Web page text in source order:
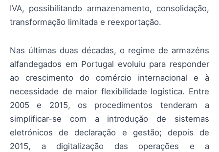
IVA, possibilitando armazenamento, consolidação,
transformação limitada e reexportação.
Nas últimas duas décadas, o regime de armazéns
alfandegados em Portugal evoluiu para responder
ao crescimento do comércio internacional e à
necessidade de maior flexibilidade logística. Entre
2005 e 2015, os procedimentos tenderam a
simplificar-se com a introdução de sistemas
eletrónicos de declaração e gestão; depois de
2015, a digitalização das operações e a